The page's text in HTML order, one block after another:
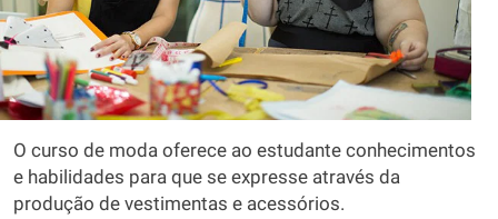
O curso de moda oferece ao estudante conhecimentos
e habilidades para que se expresse através da
produção de vestimentas e acessórios.